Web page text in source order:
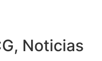
, Noticias